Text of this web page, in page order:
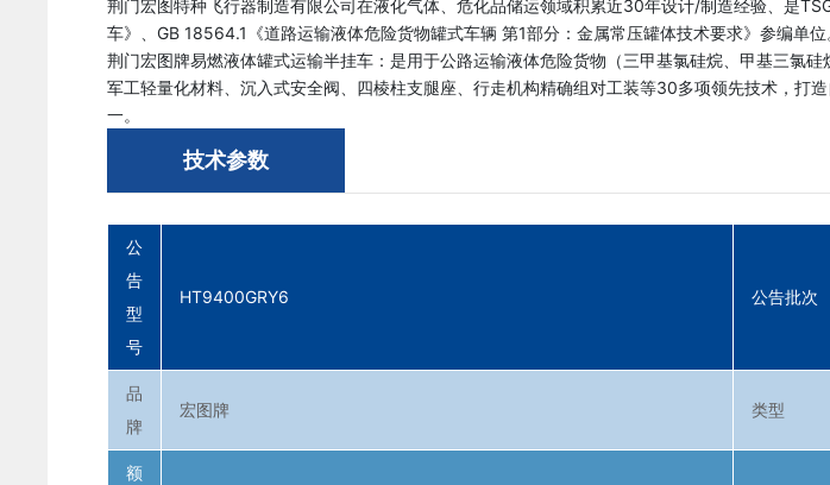
荆门宏图特种飞行器制造有限公司在液化气体、危化品储运领域积累近30年设计/制造经验、是
车》、GB 18564.1《道路运输液体危险货物罐式车辆 第1部分：金属常压罐体技术要求》参编单位
荆门宏图牌易燃液体罐式运输半挂车：是用于公路运输液体危险货物（三甲基氯硅烷、甲基三氯
军工轻量化材料、沉入式安全阀、四棱柱支腿座、行走机构精确组对工装等30多项领先技术，打
一。
技术参数
公
告
型
号
HT9400GRY6 公告批次
品
牌
宏图牌 类型
额